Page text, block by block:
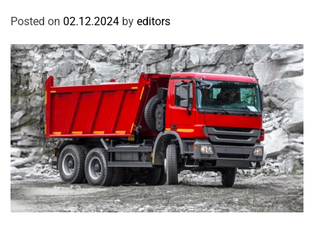
Posted on 02.12.2024 by editors